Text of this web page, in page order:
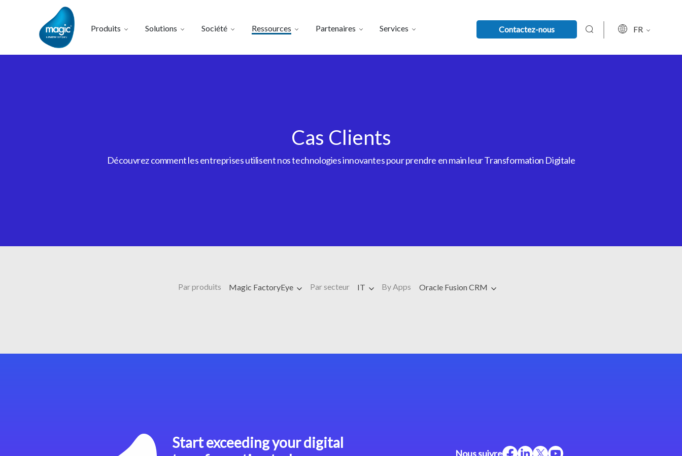
Produits Solutions Société Ressources Partenaires Services Contactez-nous FR
Cas Clients
Découvrez comment les entreprises utilisent nos technologies innovantes pour prendre en main leur Transformation Digitale
Par produits Magic FactoryEye Par secteur IT By Apps Oracle Fusion CRM
Start exceeding your digital
Nous suivre